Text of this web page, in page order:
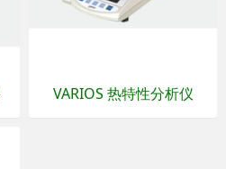
VARIOS 热特性分析仪